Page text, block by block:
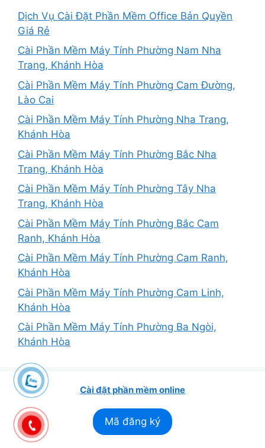
Dịch Vụ Cài Đặt Phần Mềm Office Bản Quyền
Giá Rẻ
Cài Phần Mềm Máy Tính Phường Nam Nha
Trang, Khánh Hòa
Cài Phần Mềm Máy Tính Phường Cam Đường,
Lào Cai
Cài Phần Mềm Máy Tính Phường Nha Trang,
Khánh Hòa
Cài Phần Mềm Máy Tính Phường Bắc Nha
Trang, Khánh Hòa
Cài Phần Mềm Máy Tính Phường Tây Nha
Trang, Khánh Hòa
Cài Phần Mềm Máy Tính Phường Bắc Cam
Ranh, Khánh Hòa
Cài Phần Mềm Máy Tính Phường Cam Ranh,
Khánh Hòa
Cài Phần Mềm Máy Tính Phường Cam Linh,
Khánh Hòa
Cài Phần Mềm Máy Tính Phường Ba Ngòi,
Khánh Hòa
Cài đặt phần mềm online
Mã đăng ký